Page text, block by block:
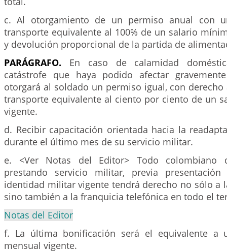
c. Al otorgamiento de un permiso anual con
transporte equivalente al 100% de un salario
y devolución proporcional de la partida de
PARÁGRAFO. En caso de calamidad
catástrofe que haya podido afectar
otorgará al soldado un permiso igual, con
transporte equivalente al ciento por ciento de un
vigente.
d. Recibir capacitación orientada hacia la
durante el último mes de su servicio militar.
e. <Ver Notas del Editor> Todo colombiano
prestando servicio militar, previa
identidad militar vigente tendrá derecho no sólo a
sino también a la franquicia telefónica en todo el
Notas del Editor
f. La última bonificación será el equivalente a
mensual vigente.